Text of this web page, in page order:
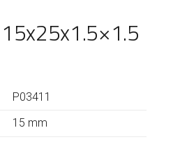
P03411
15 mm